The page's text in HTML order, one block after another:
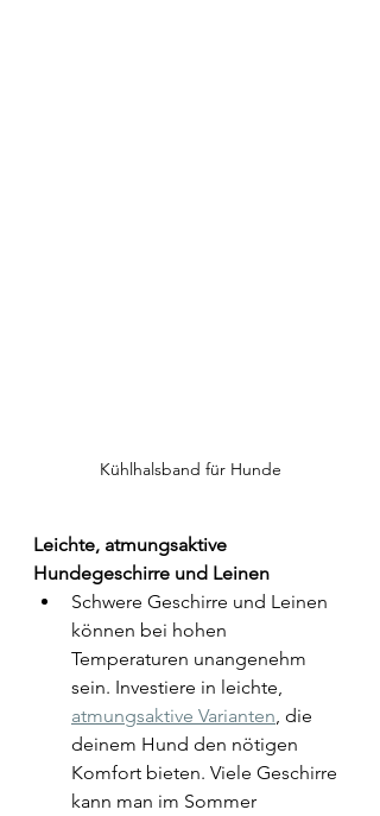
Kühlhalsband für Hunde
Leichte, atmungsaktive
Hundegeschirre und Leinen
Schwere Geschirre und Leinen
können bei hohen
Temperaturen unangenehm
sein. Investiere in leichte,
atmungsaktive Varianten, die
deinem Hund den nötigen
Komfort bieten. Viele Geschirre
kann man im Sommer